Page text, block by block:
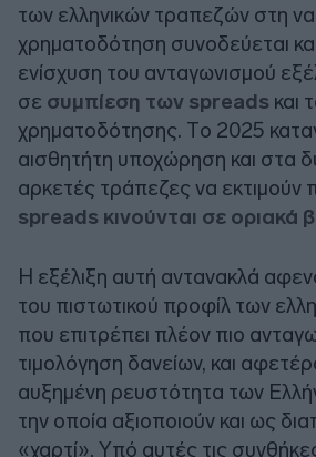
των ελληνικών τραπεζών στη
χρηματοδότηση συνοδεύεται
ενίσχυση του ανταγωνισμού
σε συμπίεση των spreads και
χρηματοδότησης. Tο 2025
αισθητήτη υποχώρηση και στα
αρκετές τράπεζες να εκτιμούν
spreads κινούνται σε οριακά
Η εξέλιξη αυτή αντανακλά
του πιστωτικού προφίλ των
που επιτρέπει πλέον πιο
τιμολόγηση δανείων, και
αυξημένη ρευστότητα των
την οποία αξιοποιούν και ως
«χαρτί». Υπό αυτές τις